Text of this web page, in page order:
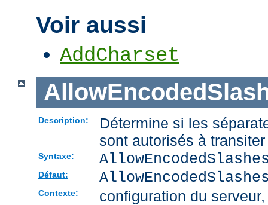
Voir aussi
AddCharset
Description:
Détermine si les
sont autorisés à
Syntaxe:
Défaut:
Contexte: configuration du